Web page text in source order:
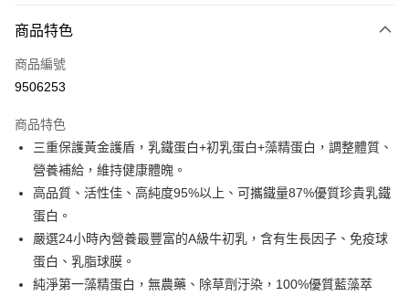
大哥付你分期
【大哥付你分期使用說明】
1.本服務由台灣大哥大提供，台灣大哥大用戶可立即使用無須另外申請。
流程，驗證手機門號後，選擇欲分期的期數、繳款截止日，確認付款後即完
成交易。
3.實際核准額度、可分期數及費用金額請依後續交易確認頁面所載為準。
4.訂單成立30分鐘內，如未前往確認交易或遇審核未通過，訂單將自動取
法說明評估內容。
【繳款方式說明】
1.分期款項不併入電信帳單，「大哥付你分期」於每月結算日後寄送繳費提
醒簡訊。
2.透過簡訊連結打開帳單後，可選擇「超商條碼／台灣大直營門市／銀行轉
帳／街口支付／iPASS MONEY」等通路繳費。
AFTEE先享後付
【關於「AFTEE先享後付」】
AFTEE先享後付是「在收到商品之後才付款」的支付方式。 讓您購物簡單
便利好安心！
１．簡單：不需註冊會員、不需綁卡、不需儲值。
２．便利：只要手機號碼，簡訊認證，即可結帳。
３．安心：先確認商品／服務後，再付款。
【「AFTEE先享後付」結帳流程】
１．於結帳方式選擇「AFTEE先享後付」後，將跳轉至「AFTEE先享後付」
２．訂單成立數日內，您將收到繳費通知簡訊。
ATM付款
全家取貨付款
每筆NT$65，滿NT$1,300(含以上)免運費
7-11取貨付款
商品特色
商品編號
9506253
商品特色
三重保護黃金護盾，乳鐵蛋白+初乳蛋白+藻精蛋白，調整體質、
營養補給，維持健康體魄。
高品質、活性佳、高純度95%以上、可攜鐵量87%優質珍貴乳鐵
蛋白。
嚴選24小時內營養最豐富的A級牛初乳，含有生長因子、免疫球
蛋白、乳脂球膜。
純淨第一藻精蛋白，無農藥、除草劑汙染，100%優質藍藻萃